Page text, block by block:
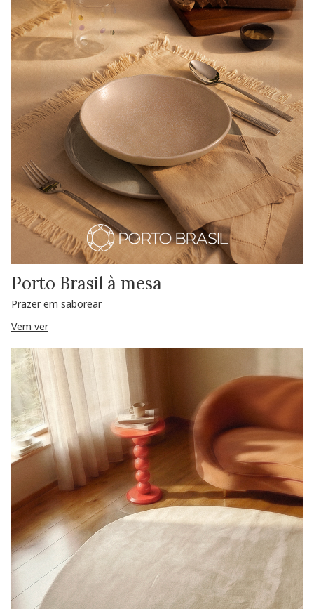
Porto Brasil à mesa
Prazer em saborear
Vem ver